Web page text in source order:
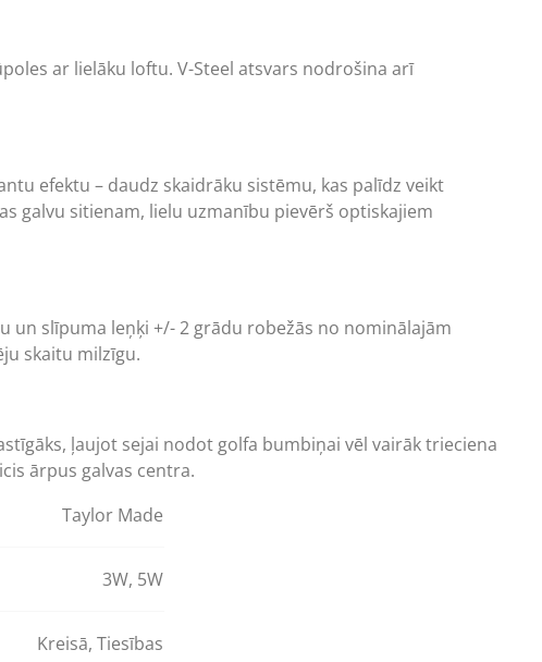
ar lielāku loftu. V-Steel atsvars nodrošina arī
efektu – daudz skaidrāku sistēmu, kas palīdz veikt
galvu sitienam, lielu uzmanību pievērš optiskajiem
un slīpuma leņķi +/- 2 grādu robežās no nominālajām
skaitu milzīgu.
ļaujot sejai nodot golfa bumbiņai vēl vairāk trieciena
ārpus galvas centra.
Taylor Made
3W, 5W
Kreisā, Tiesības